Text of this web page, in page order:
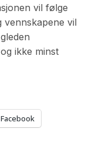
vil følge
vennskapene vil
ikke minst
Facebook